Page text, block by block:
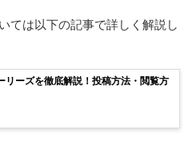
ては以下の記事で詳しく解説し
リーズを徹底解説！投稿方法・閲覧方